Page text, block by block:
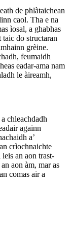
de phlàtaichean
caol. Tha e na
ìosal, a ghabhas
do structaran
grèine.
feumaidh
eadar-ama nam
le àireamh,
chleachdadh
againn
a’
crìochnaichte
an aon trast-
aon àm, mar as
comas air a